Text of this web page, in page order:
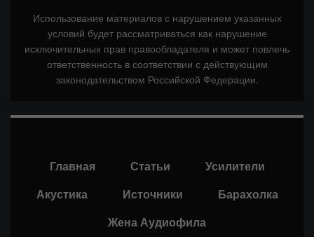
Использование материалов с нарушением указанных
условий будет рассматриваться как нарушение
исключительных прав правообладателя и может повлечь
ответственность в соответствии с действующим
законодательством Российской Федерации.
Главная Статьи
Усилители
Акустика
Источники
Барахолка
Жена Аудиофила